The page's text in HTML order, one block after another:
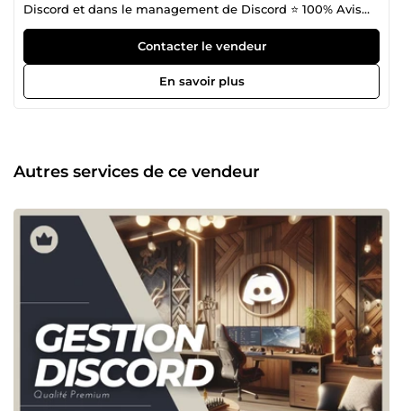
Discord et dans le management de Discord ⭐️ 100% Avis
positifs : Tous les Discord que j'ai réalisé sont à 100% de
satisfaction client 🚀 1 mission = une réussite : Chacun des
Discord qui passent entre mes mains font parti des
meilleurs du marchés 🏢 Amazon, Betsports etc.. : Voici des
entreprises de renoms pour qui j'ai réalisé des Discord
Contacter le vendeur
En savoir plus
Autres services de ce vendeur